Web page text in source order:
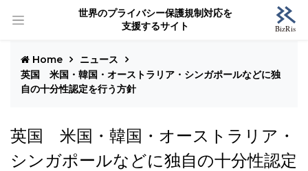
世界のプライバシー保護規制対応を
支援するサイト
Home
ニュース
英国 米国・韓国・オーストラリア・シンガポールなどに独
自の十分性認定を行う方針
英国 米国・韓国・オーストラリア・
シンガポールなどに独自の十分性認定